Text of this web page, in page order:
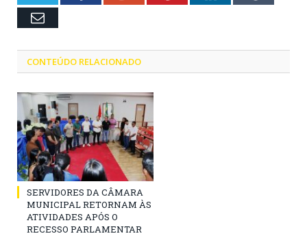
Email
CONTEÚDO RELACIONADO
SERVIDORES DA CÂMARA
MUNICIPAL RETORNAM ÀS
ATIVIDADES APÓS O
RECESSO PARLAMENTAR